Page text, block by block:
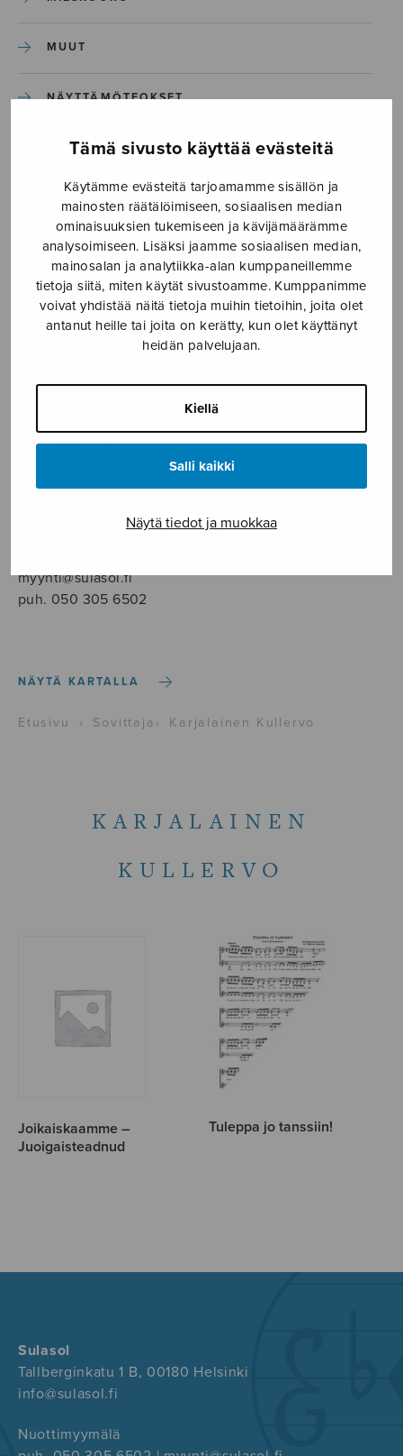
Tämä sivusto käyttää evästeitä
Käytämme evästeitä tarjoamamme sisällön ja
mainosten räätälöimiseen, sosiaalisen median
ominaisuuksien tukemiseen ja kävijämäärämme
analysoimiseen. Lisäksi jaamme sosiaalisen median,
mainosalan ja analytiikka-alan kumppaneillemme
tietoja siitä, miten käytät sivustoamme. Kumppanimme
voivat yhdistää näitä tietoja muihin tietoihin, joita olet
antanut heille tai joita on kerätty, kun olet käyttänyt
heidän palvelujaan.
Kiellä
Salli kaikki
Näytä tiedot ja muokkaa
MUUT
NÄYTTÄMÖTEOKSET
SEKAKUORO
SOITINKOULUT JA OPPAAT
SOITINMUSIIKKI
YKSINLAULU
Sulasol nuottikauppa
ma–pe klo 10–16 tai sopimuksen mukaan
Tallberginkatu 1 B, 1,5 krs.
myynti@sulasol.fi
puh. 050 305 6502
NÄYTÄ KARTALLA
Etusivu › Sovittaja › Karjalainen Kullervo
KARJALAINEN
KULLERVO
Joikaiskaamme –
Juoigaisteadnud
Tuleppa jo tanssiin!
Sulasol
Tallberginkatu 1 B, 00180 Helsinki
info@sulasol.fi
Nuottimyymälä